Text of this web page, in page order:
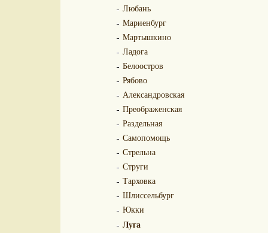
Любань
Мариенбург
Мартышкино
Ладога
Белоостров
Рябово
Александровская
Преображенская
Раздельная
Самопомощь
Стрельна
Струги
Тарховка
Шлиссельбург
Юкки
Луга